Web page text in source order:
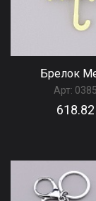
Брелок
Арт: